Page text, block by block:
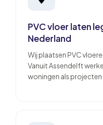
PVC vloer laten
Nederland
Wij plaatsen PVC
Vanuit Assendelft
woningen als projecten.